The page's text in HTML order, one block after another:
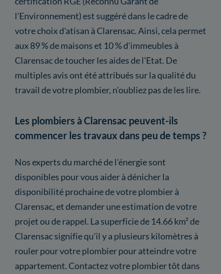
l'Environnement) est suggéré dans le cadre de
votre choix d'atisan à Clarensac. Ainsi, cela permet
aux 89 % de maisons et 10 % d'immeubles à
Clarensac de toucher les aides de l'Etat. De
multiples avis ont été attribués sur la qualité du
travail de votre plombier, n'oubliez pas de les lire.
Les plombiers à Clarensac peuvent-ils
commencer les travaux dans peu de temps ?
Nos experts du marché de l'énergie sont
disponibles pour vous aider à dénicher la
disponibilité prochaine de votre plombier à
Clarensac, et demander une estimation de votre
projet ou de rappel. La superficie de 14.66 km² de
Clarensac signifie qu'il y a plusieurs kilomètres à
rouler pour votre plombier pour atteindre votre
appartement. Contactez votre plombier tôt dans